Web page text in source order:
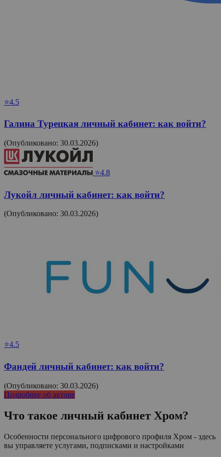
⭐4.5
Галина Турецкая личный кабинет: как войти?
(Опубликовано: 30.03.2026)
⭐4.8
Лукойл личный кабинет: как войти?
(Опубликовано: 30.03.2026)
⭐4.5
Фандей личный кабинет: как войти?
(Опубликовано: 30.03.2026)
Подробнее об авторе
Что такое личный кабинет Хром?
Особенности персонального цифрового профиля Хром - здесь
вы управляете услугами, подписками и настройками